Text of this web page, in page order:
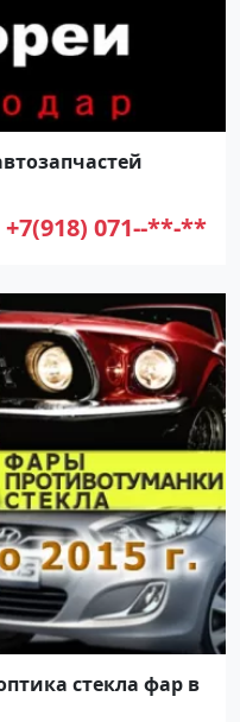
+7(918) 071--**-**
стекла фар в